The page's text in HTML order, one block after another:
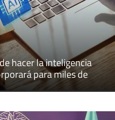
hacer la inteligencia
para miles de